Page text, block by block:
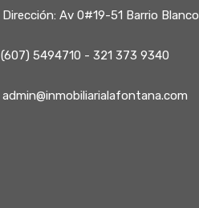
Dirección: Av 0#19-51 Barrio Blanco
(607) 5494710 - 321 373 9340
admin@inmobiliarialafontana.com